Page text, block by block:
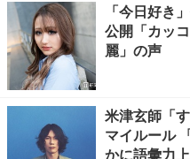
「今日好き
公開「カッ
麗」の声
米津玄師「
マイルール
かに語彙力